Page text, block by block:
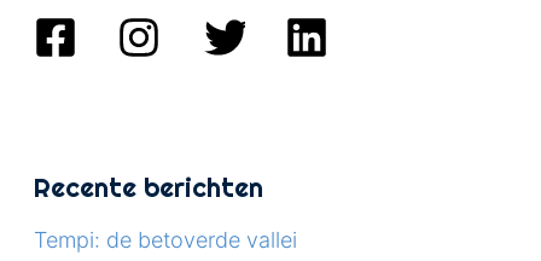
Recente berichten
Tempi: de betoverde vallei